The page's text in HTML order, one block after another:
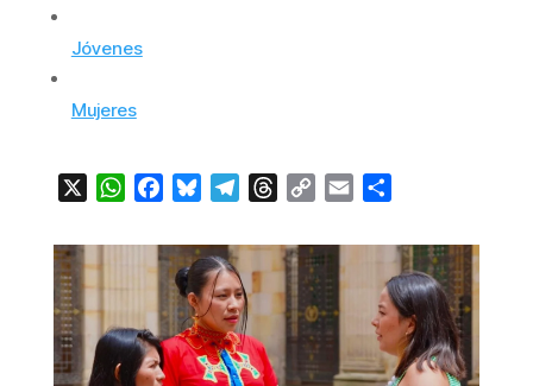
Jóvenes
Mujeres
WhatsApp
FacebookBlueskyTelegramThreads
Copy Email